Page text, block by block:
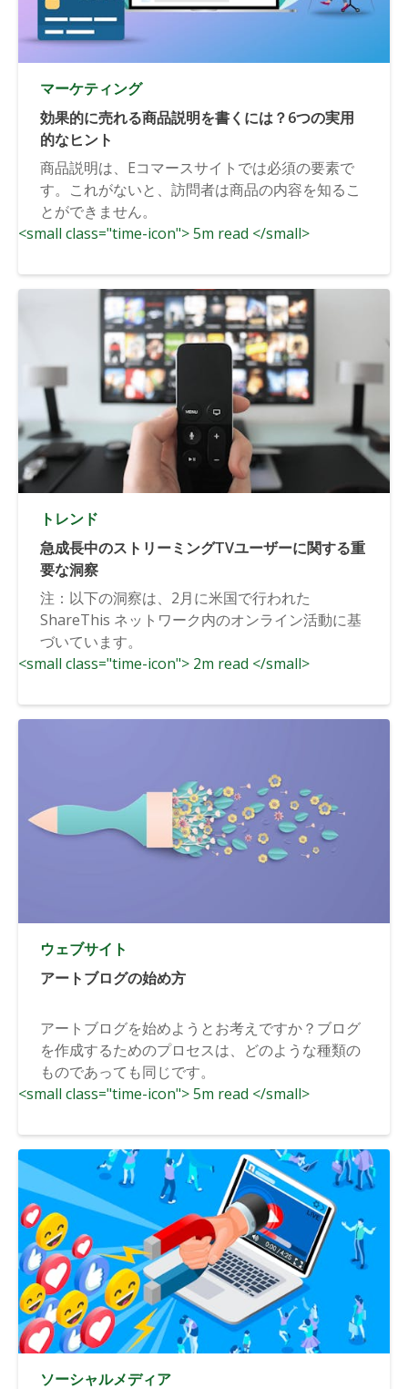
マーケティング
効果的に売れる商品説明を書くには？6つの実用
的なヒント
商品説明は、Eコマースサイトでは必須の要素で
す。これがないと、訪問者は商品の内容を知るこ
とができません。
<small class="time-icon"> 5m read </small>
トレンド
急成長中のストリーミングTVユーザーに関する重
要な洞察
注：以下の洞察は、2月に米国で行われた
ShareThis ネットワーク内のオンライン活動に基
づいています。
<small class="time-icon"> 2m read </small>
ウェブサイト
アートブログの始め方
アートブログを始めようとお考えですか？ブログ
を作成するためのプロセスは、どのような種類の
ものであっても同じです。
<small class="time-icon"> 5m read </small>
ソーシャルメディア